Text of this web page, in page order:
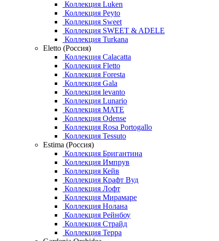
Коллекция Luken
Коллекция Peyto
Коллекция Sweet
Коллекция SWEET & ADELE
Коллекция Turkana
Eletto (Россия)
Коллекция Calacatta
Коллекция Fletto
Коллекция Foresta
Коллекция Gala
Коллекция levanto
Коллекция Lunario
Коллекция MATE
Коллекция Odense
Коллекция Rosa Portogallo
Коллекция Tessuto
Estima (Россия)
Коллекция Бригантина
Коллекция Импрув
Коллекция Кейв
Коллекция Крафт Вуд
Коллекция Лофт
Коллекция Мирамаре
Коллекция Нолана
Коллекция Рейнбоу
Коллекция Страйд
Коллекция Терра